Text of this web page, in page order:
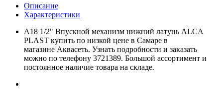
Описание
Характеристики
А18 1/2" Впускной механизм нижний латунь ALCA
PLAST купить по низкой цене в Самаре в
магазине Аквасеть. Узнать подробности и заказать
можно по телефону 3721389. Большой ассортимент и
постоянное наличие товара на складе.